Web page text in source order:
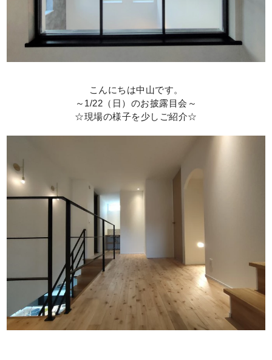
こんにちは中山です。
～1/22（日）のお披露目会～
☆現場の様子を少しご紹介☆